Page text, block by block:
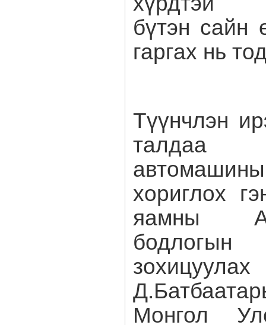
бүтэн сайн
гаргах нь
Түүнчлэн
хориглох
яамны
Монгол